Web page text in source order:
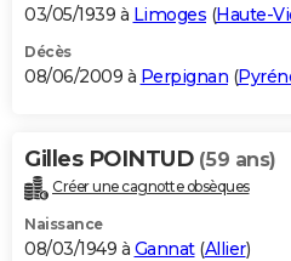
03/05/1939 à Limoges (Haute-
Décès
08/06/2009 à Perpignan (
Gilles POINTUD (59 ans)
Créer une cagnotte obsèques
Naissance
08/03/1949 à Gannat(Allier)